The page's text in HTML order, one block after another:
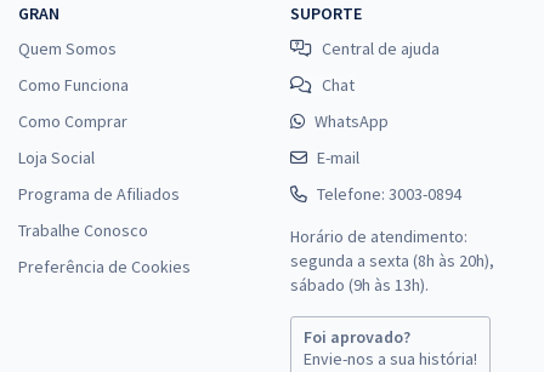
GRAN
Quem Somos
Como Funciona
Como Comprar
Loja Social
Programa de Afiliados
Trabalhe Conosco
Preferência de Cookies
SUPORTE
Central de ajuda
Chat
WhatsApp
E-mail
Telefone: 3003-0894
Horário de atendimento:
segunda a sexta (8h às 20h),
sábado (9h às 13h).
Foi aprovado?
Envie-nos a sua história!